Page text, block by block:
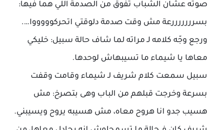
صوته عشان الشباب تفوق من الصدمة اللي هما فيها:
بسرررررررعة مش وقت صدمة دلوقتي اتحركوووووا….
ورجع وجّه كلامه لـ مراته لما شاف حالة سبيل: خليكي
معاها يا شيماء ما تسيبهاش لوحدها.
سبيل سمعت كلام شريف لـ شيماء وقامت وقفت
بسرعة وخرجت قبلهم من الباب وهى بتصرخ: مش
هسيب جدو انا هروح معاه، مش هسيبه يروح ويسيبني.